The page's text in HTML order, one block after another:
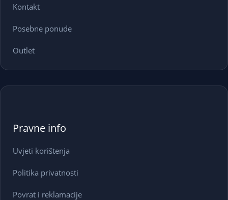
Kontakt
Posebne ponude
Outlet
Pravne info
Uvjeti korištenja
Politika privatnosti
Povrat i reklamacije